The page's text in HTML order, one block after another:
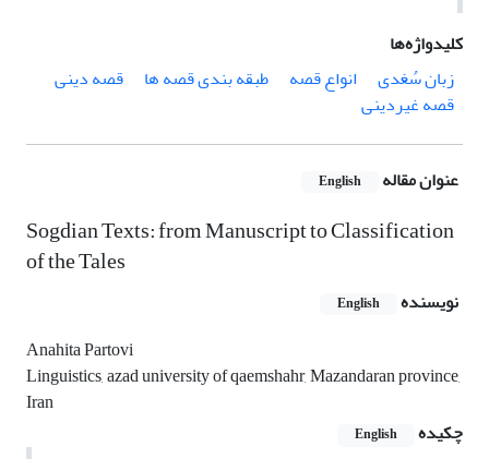
کلیدواژه‌ها
زبان سُغدی
انواع قصه طبقه بندی قصه ها
قصه دینی
قصه غیردینی
عنوان مقاله English
Sogdian Texts: from Manuscript to Classification
of the Tales
نویسنده English
Anahita Partovi
Linguistics, azad university of qaemshahr, Mazandaran province,
Iran
چکیده
English